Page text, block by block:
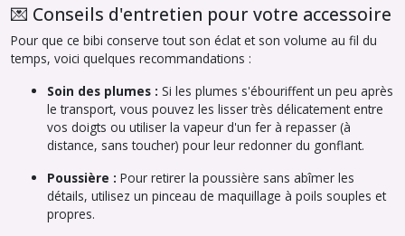
💌 Conseils d'entretien pour votre accessoire
Pour que ce bibi conserve tout son éclat et son volume au fil du
temps, voici quelques recommandations :
Soin des plumes : Si les plumes s'ébouriffent un peu après
le transport, vous pouvez les lisser très délicatement entre
vos doigts ou utiliser la vapeur d'un fer à repasser (à
distance, sans toucher) pour leur redonner du gonflant.
Poussière : Pour retirer la poussière sans abîmer les
détails, utilisez un pinceau de maquillage à poils souples et
propres.